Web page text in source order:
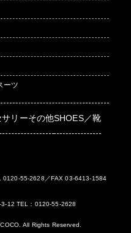
ーツ
リーその他SHOES／靴
0120-55-2628／FAX 03-6413-1584
3-12 TEL：0120-55-2628
All Rights Reserved.